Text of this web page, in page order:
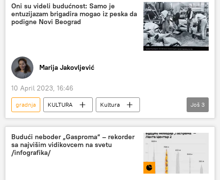
Oni su videli budućnost: Samo je
entuzijazam brigadira mogao iz peska da
podigne Novi Beograd
Marija Jakovljević
10 April 2023, 16:46
gradnja KULTURA
Kultura
Novi Beograd
omladinske radne akcije
Narodna biblioteka
Još 3
Budući neboder „Gasproma“ – rekorder
sa najvišim vidikovcem na svetu
/infografika/